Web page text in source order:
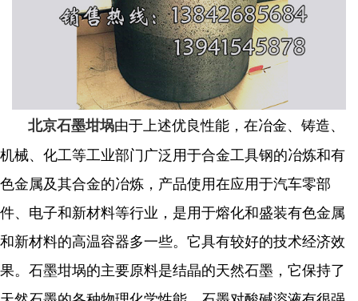
北京石墨坩埚由于上述优良性能，在冶金、铸造、
机械、化工等工业部门广泛用于合金工具钢的冶炼和有
色金属及其合金的冶炼，产品使用在应用于汽车零部
件、电子和新材料等行业，是用于熔化和盛装有色金属
和新材料的高温容器多一些。它具有较好的技术经济效
果。石墨坩埚的主要原料是结晶的天然石墨，它保持了